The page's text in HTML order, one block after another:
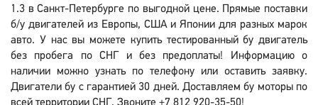
1.3 в Санкт-Петербурге по выгодной цене. Прямые поставки
б/у двигателей из Европы, США и Японии для разных марок
авто. У нас вы можете купить тестированный бу двигатель
без пробега по СНГ и без предоплаты! Информацию о
наличии можно узнать по телефону или оставить заявку.
Двигатели бу с гарантией 30 дней. Доставляем бу моторы по